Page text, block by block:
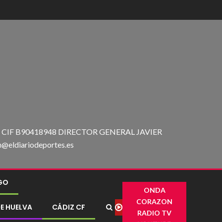
B90418948 DIRECTOR GENERAL JAVIER
HUELVA CÁDIZ CF
ONDA
CORAZON
RADIO TV